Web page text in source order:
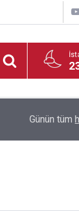
Madrigal,Günün tüm